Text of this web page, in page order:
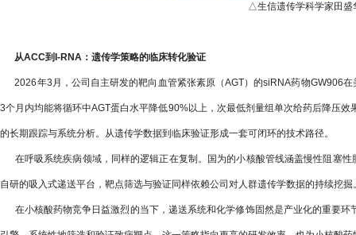
△生信遗传学科学家田盛
从ACC到I-RNA：遗传学策略的临床转化验证
2026年3月，公司自主研发的靶向血管紧张素原（AGT）的siRNA药物GW906
3个月内均能将循环中AGT蛋白水平降低90%以上，次最低剂量组单次给药后降压
的长期跟踪与系统分析。从遗传学数据到临床验证形成一套可闭环的技术路径。
在呼吸系统疾病领域，同样的逻辑正在复制。国为的小核酸管线涵盖慢性阻塞
自研的吸入式递送平台，靶点筛选与验证同样依赖公司对人群遗传学数据的持续挖掘
在小核酸药物竞争日益激烈的当下，递送系统和化学修饰固然是产业化的重要